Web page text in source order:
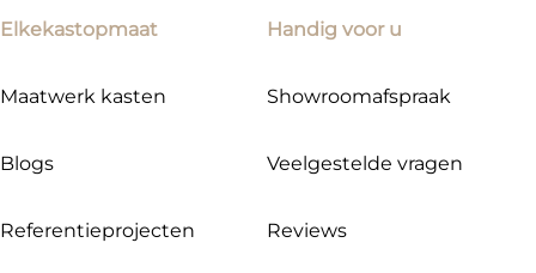
Elkekastopmaat
Maatwerk kasten
Blogs
Referentieprojecten
Handig voor u
Showroomafspraak
Veelgestelde vragen
Reviews